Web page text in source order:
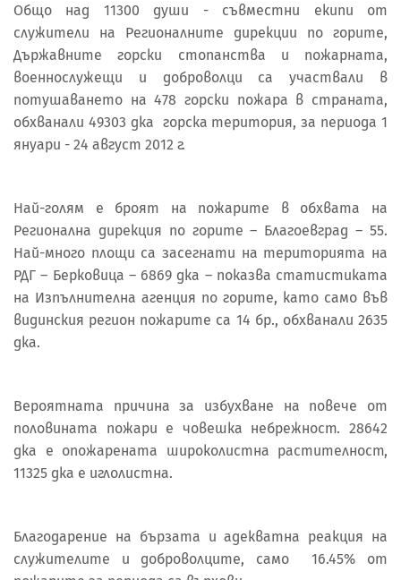
Общо над 11300 души - съвместни екипи от
служители на Регионалните дирекции по горите,
Държавните горски стопанства и пожарната,
военнослужещи и доброволци са участвали в
потушаването на 478 горски пожара в страната,
обхванали 49303 дка горска територия, за периода 1
януари - 24 август 2012 г.
Най-голям е броят на пожарите в обхвата на
Регионална дирекция по горите – Благоевград – 55.
Най-много площи са засегнати на територията на
РДГ – Берковица – 6869 дка – показва статистиката
на Изпълнителна агенция по горите, като само във
видинския регион пожарите са 14 бр., обхванали 2635
дка.
Вероятната причина за избухване на повече от
половината пожари е човешка небрежност. 28642
дка е опожарената широколистна растителност,
11325 дка е иглолистна.
Благодарение на бързата и адекватна реакция на
служителите и доброволците, само 16.45% от